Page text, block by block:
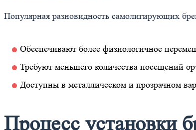
Популярная разновидность самолигирующих
Обеспечивают более физиологичное
Требуют меньшего количества посещений
Доступны в металлическом и прозрачном
Процесс установки